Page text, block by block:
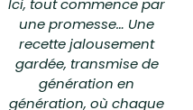
Ici, tout commence par
une promesse… Une
recette jalousement
gardée, transmise de
génération en
génération, où chaque